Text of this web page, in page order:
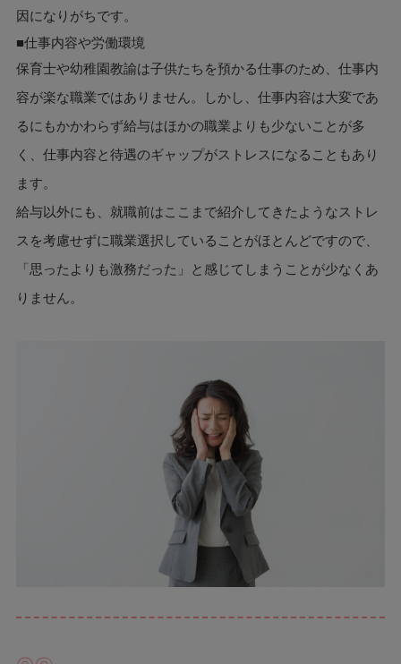
因になりがちです。
■仕事内容や労働環境
保育士や幼稚園教諭は子供たちを預かる仕事のため、仕事内
容が楽な職業ではありません。しかし、仕事内容は大変であ
るにもかかわらず給与はほかの職業よりも少ないことが多
く、仕事内容と待遇のギャップがストレスになることもあり
ます。
給与以外にも、就職前はここまで紹介してきたようなストレ
スを考慮せずに職業選択していることがほとんどですので、
「思ったよりも激務だった」と感じてしまうことが少なくあ
りません。